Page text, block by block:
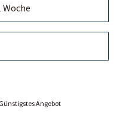
Günstigstes Angebot